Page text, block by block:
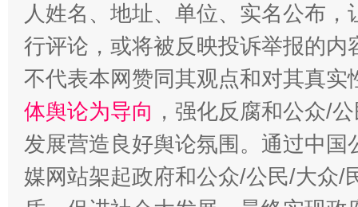
人姓名、地址、单位、实名公布
行评论，或将被反映投诉举报的
不代表本网赞同其观点和对其真实
体舆论为导向 ，强化反腐和公众/
发展营造良好舆论氛围。通过中
媒网站架起政府和公众/公民/大众/